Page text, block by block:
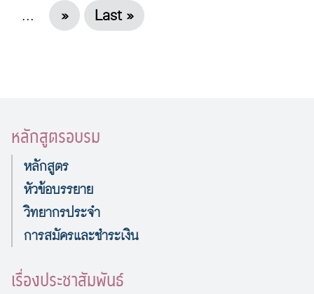
...
» Last »
หลักสูตรอบรม
หลักสูตร
หัวข้อบรรยาย
วิทยากรประจำ
การสมัครและชำระเงิน
เรื่องประชาสัมพันธ์